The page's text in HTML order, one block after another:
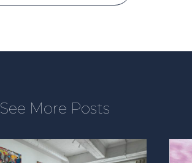
See More Posts